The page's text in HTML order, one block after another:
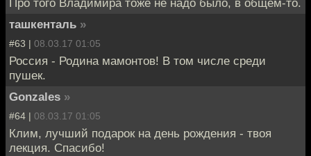
ташкенталь »
#63 | 08.03.17 01:05
Россия - Родина мамонтов! В том числе среди
пушек.
Gonzales »
#64 | 08.03.17 01:05
Клим, лучший подарок на день рождения - твоя
лекция. Спасибо!